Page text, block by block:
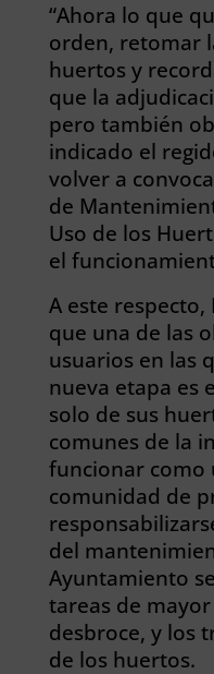
“Ahora lo que
orden, retomar
huertos y
que la
pero también
indicado el
volver a
de
Uso de los
el
A este
que una de las
usuarios en las
nueva etapa es
solo de sus
comunes de la
funcionar como
comunidad de
del
Ayuntamiento
tareas de
desbroce, y los
de los huertos.